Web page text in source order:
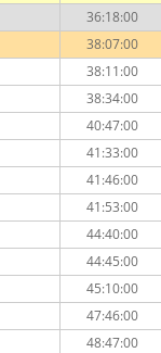
36:18:00
38:07:00
38:11:00
38:34:00
40:47:00
41:33:00
41:46:00
41:53:00
44:40:00
44:45:00
45:10:00
47:46:00
48:47:00